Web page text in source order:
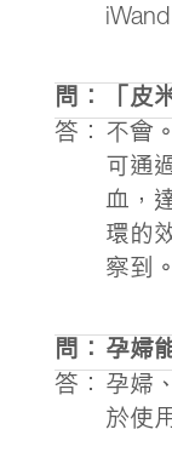
問：
「皮
答： 不會
可通
血，
環的
察到。
問： 孕婦
答： 孕婦
於使